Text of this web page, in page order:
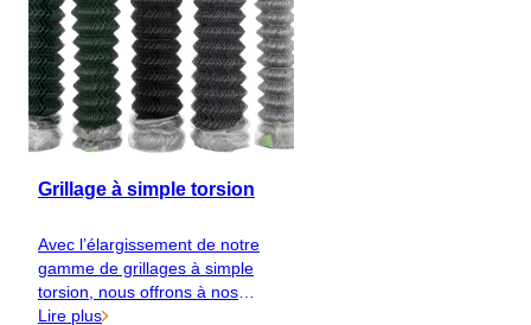
Grillage à simple torsion
Avec l’élargissement de notre
gamme de grillages à simple
torsion, nous offrons à nos
clients un plus large éventail de
Lire plus